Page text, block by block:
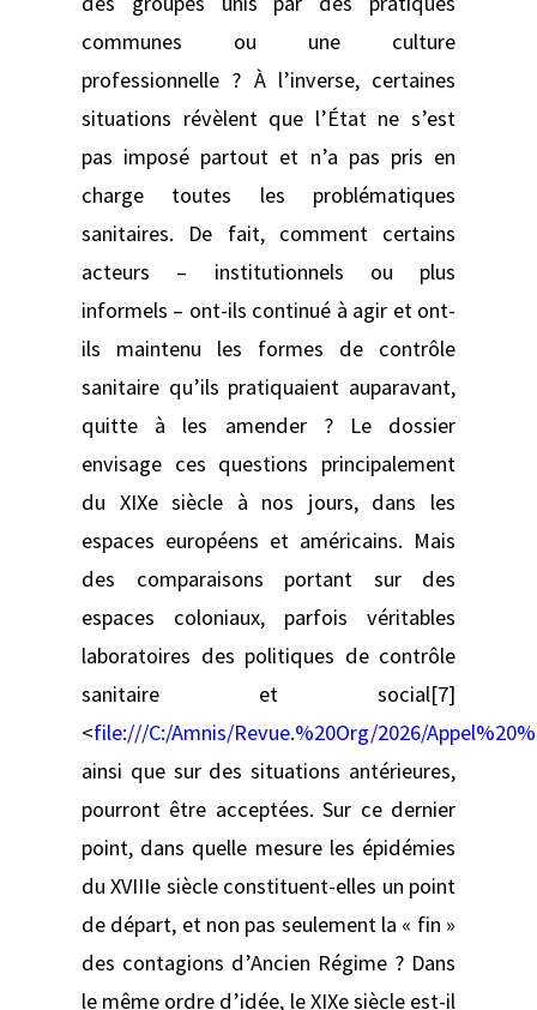
communes ou une culture
professionnelle ? À l’inverse, certaines
situations révèlent que l’État ne s’est
pas imposé partout et n’a pas pris en
charge toutes les problématiques
sanitaires. De fait, comment certains
acteurs – institutionnels ou plus
informels – ont-ils continué à agir et ont-
ils maintenu les formes de contrôle
sanitaire qu’ils pratiquaient auparavant,
quitte à les amender ? Le dossier
envisage ces questions principalement
du XIXe siècle à nos jours, dans les
espaces européens et américains. Mais
des comparaisons portant sur des
espaces coloniaux, parfois véritables
laboratoires des politiques de contrôle
sanitaire et social[7]
<file:///C:/Amnis/Revue.%20Org/2026/
ainsi que sur des situations antérieures,
pourront être acceptées. Sur ce dernier
point, dans quelle mesure les épidémies
du XVIIIe siècle constituent-elles un point
de départ, et non pas seulement la « fin »
des contagions d’Ancien Régime ? Dans
le même ordre d’idée, le XIXe siècle est-il